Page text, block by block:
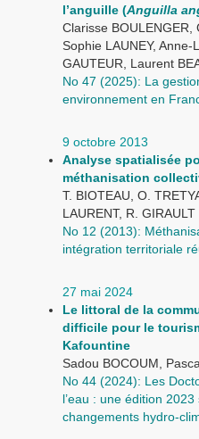
l’anguille (Anguilla
Clarisse BOULENGER,
Sophie LAUNEY,
GAUTEUR, Laurent
No 47 (2025): La
environnement en
9 octobre 2013
Analyse spatialisée
méthanisation
T. BIOTEAU, O.
LAURENT, R. GIRAULT
No 12 (2013):
intégration territoriale
27 mai 2024
Le littoral de la
difficile pour le
Kafountine
Sadou BOCOUM,
No 44 (2024): Les
l’eau : une édition
changements hydro-